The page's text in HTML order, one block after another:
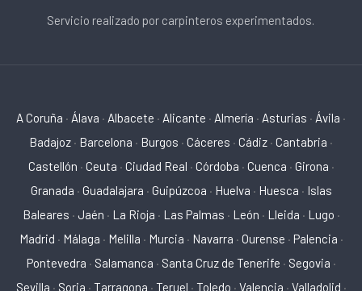
Servicio realizado por carpinteros experimentados.
A Coruña · Álava · Albacete · Alicante · Almería · Asturias · Ávila ·
Badajoz · Barcelona · Burgos · Cáceres · Cádiz · Cantabria ·
Castellón · Ceuta · Ciudad Real · Córdoba · Cuenca · Girona ·
Granada · Guadalajara · Guipúzcoa · Huelva · Huesca · Islas
Baleares · Jaén · La Rioja · Las Palmas · León · Lleida · Lugo ·
Madrid · Málaga · Melilla · Murcia · Navarra · Ourense · Palencia ·
Pontevedra · Salamanca · Santa Cruz de Tenerife · Segovia ·
Sevilla · Soria · Tarragona · Teruel · Toledo · Valencia · Valladolid ·